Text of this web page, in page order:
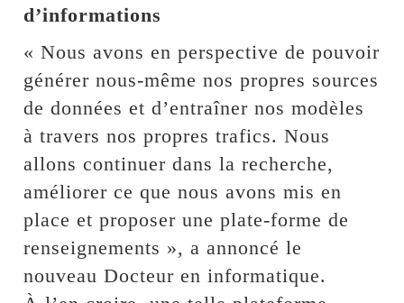
d’informations
« Nous avons en perspective de pouvoir
générer nous-même nos propres sources
de données et d’entraîner nos modèles
à travers nos propres trafics. Nous
allons continuer dans la recherche,
améliorer ce que nous avons mis en
place et proposer une plate-forme de
renseignements », a annoncé le
nouveau Docteur en informatique.